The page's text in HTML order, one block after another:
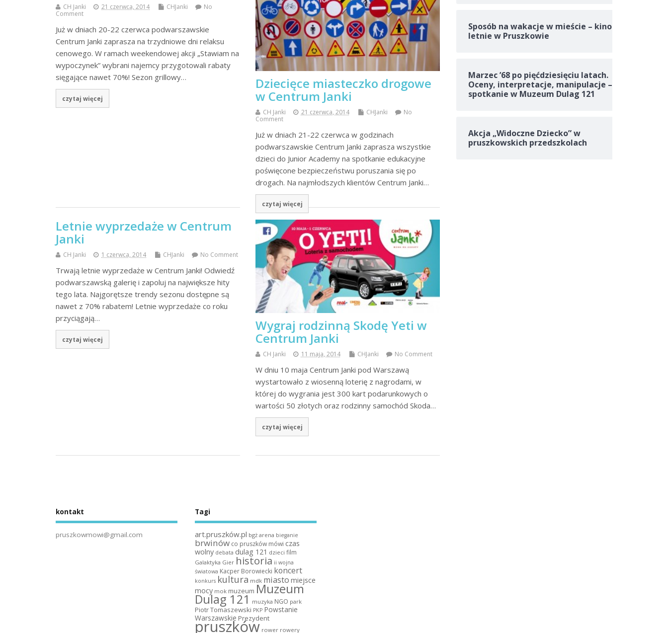
CH Janki 21 czerwca, 2014 CHJanki
No
Comment
Już w dniach 20-22 czerwca podwarszawskie
Centrum Janki zaprasza na trzydniowe dni relaksu
cenowego. W ramach weekendowej akcji „Stawiam na
wypoczynek” wybrani najemcy przygotowali rabaty
sięgające nawet 70%! Sezon grillowy…
czytaj więcej
Dziecięce miasteczko drogowe
w Centrum Janki
CH Janki 21 czerwca, 2014 CHJanki
No
Comment
Już w dniach 21-22 czerwca w godzinach
podwarszawskie Centrum Janki zaprasza wszystkie
dzieci do Junior Academy na spotkanie edukacyjne
poświęcone bezpieczeństwu poruszania się po
drogach. Na najmłodszych klientów Centrum Janki…
czytaj więcej
Letnie wyprzedaże w Centrum
Janki
CH Janki 1 czerwca, 2014 CHJanki No Comment
Trwają letnie wyprzedaże w Centrum Janki! Odwiedź
podwarszawską galerię i zapoluj na największe hity
tego lata. Najgorętsze trendy sezonu dostępne są
nawet z 70% rabatem! Letnie wyprzedaże co roku
przyciągają…
czytaj więcej
Wygraj rodzinną Skodę Yeti w
Centrum Janki
CH Janki 11 maja, 2014 CHJanki No Comment
W dniu 10 maja Centrum Janki pod Warszawą
wystartowało z wiosenną loterię z nagrodami, w
której do wygrania jest 300 kart podarunkowych o
wartości 50 złotych oraz rodzinny samochód Skoda…
czytaj więcej
Sposób na wakacje w mieście – kino
letnie w Pruszkowie
Marzec ’68 po pięćdziesięciu latach.
Oceny, interpretacje, manipulacje –
spotkanie w Muzeum Dulag 121
Akcja „Widoczne Dziecko” w
pruszkowskich przedszkolach
kontakt
pruszkowmowi@gmail.com
Tagi
art.pruszków.pl bgż arena bieganie
brwinów co pruszków mówi czas
wolny debata dulag 121 dzieci film
Galaktyka Gier historia ii wojna
światowa Kacper Borowiecki koncert
konkurs kultura mdk miasto miejsce
mocy mok muzeum Muzeum
Dulag 121 muzyka NGO park
Piotr Tomaszewski PKP Powstanie
Warszawskie Prezydent
pruszków rower rowery